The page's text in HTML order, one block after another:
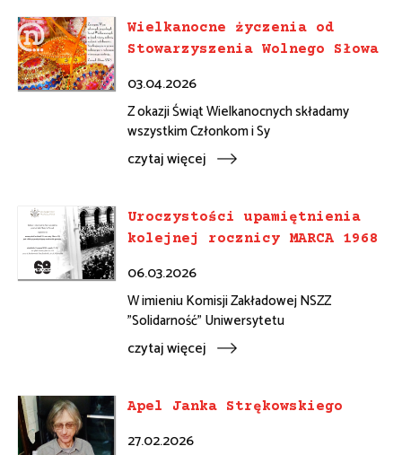
Wielkanocne życzenia od
Stowarzyszenia Wolnego Słowa
03.04.2026
Z okazji Świąt Wielkanocnych składamy
wszystkim Członkom i Sy
czytaj więcej
Uroczystości upamiętnienia
kolejnej rocznicy MARCA 1968
06.03.2026
W imieniu Komisji Zakładowej NSZZ
"Solidarność" Uniwersytetu
czytaj więcej
Apel Janka Strękowskiego
27.02.2026